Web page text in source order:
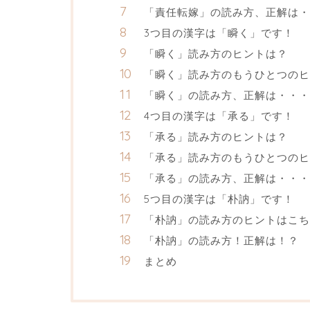
「責任転嫁」の読み方、正解は・
3つ目の漢字は「瞬く」です！
「瞬く」読み方のヒントは？
「瞬く」読み方のもうひとつの
「瞬く」の読み方、正解は・・・
4つ目の漢字は「承る」です！
「承る」読み方のヒントは？
「承る」読み方のもうひとつの
「承る」の読み方、正解は・・・
5つ目の漢字は「朴訥」です！
「朴訥」の読み方のヒントはこ
「朴訥」の読み方！正解は！？
まとめ